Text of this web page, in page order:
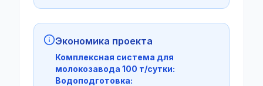
Экономика проекта
Комплексная система для
молокозавода 100 т/сутки:
Водоподготовка: